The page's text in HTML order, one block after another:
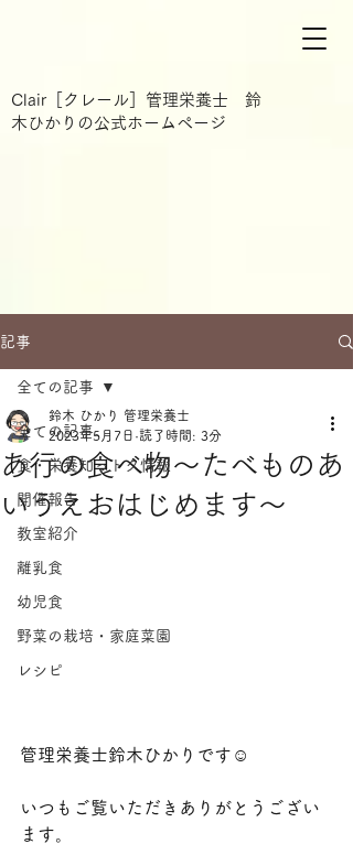
Clair［クレール］管理栄養士 鈴
木ひかりの公式ホームページ
記事
全ての記事
食・栄養知っトク情報
開催報告
教室紹介
離乳食
幼児食
野菜の栽培・家庭菜園
レシピ
全ての記事
あ行の食べ物～たべものあ
いうえおはじめます～
鈴木 ひかり 管理栄養士
2023年5月7日 読了時間: 3分
管理栄養士鈴木ひかりです☺
いつもご覧いただきありがとうござい
ます。